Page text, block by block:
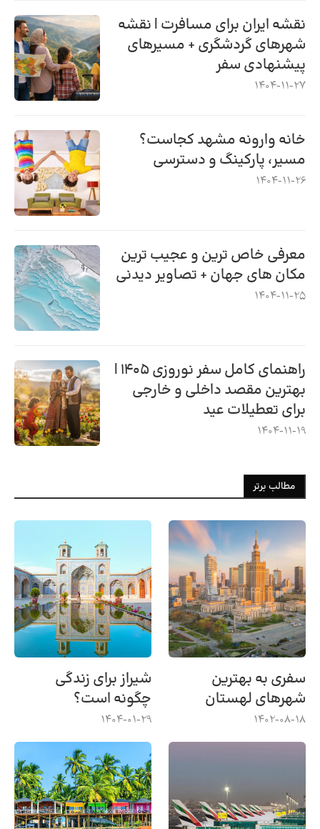
نقشه ایران برای مسافرت | نقشه
شهرهای گردشگری + مسیرهای
پیشنهادی سفر
1404-11-27
خانه وارونه مشهد کجاست؟
مسیر، پارکینگ و دسترسی
1404-11-26
معرفی خاص ترین و عجیب ترین
مکان های جهان + تصاویر دیدنی
1404-11-25
راهنمای کامل سفر نوروزی ۱۴۰۵ |
بهترین مقصد داخلی و خارجی
برای تعطیلات عید
1404-11-19
مطالب برتر
سفری به بهترین
شهرهای لهستان
1402-08-18
شیراز برای زندگی
چگونه است؟
1404-01-29